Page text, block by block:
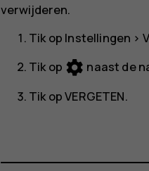
verwijderen.
Tik op Instellingen >
Tik op settings naast de
Tik opVERGETEN.